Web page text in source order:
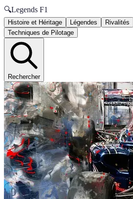
🔍Legends F1
Histoire et Héritage Légendes Rivalités
Techniques de Pilotage
Rechercher